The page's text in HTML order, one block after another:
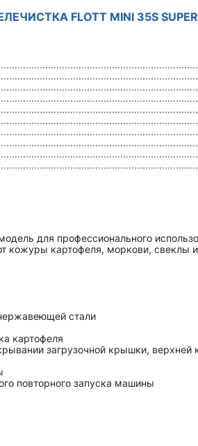
FLOTT MINI 35S SUPER
для профессионального
кожуры картофеля, моркови, свеклы
стали
картофеля
загрузочной крышки, верхней
повторного запуска машины